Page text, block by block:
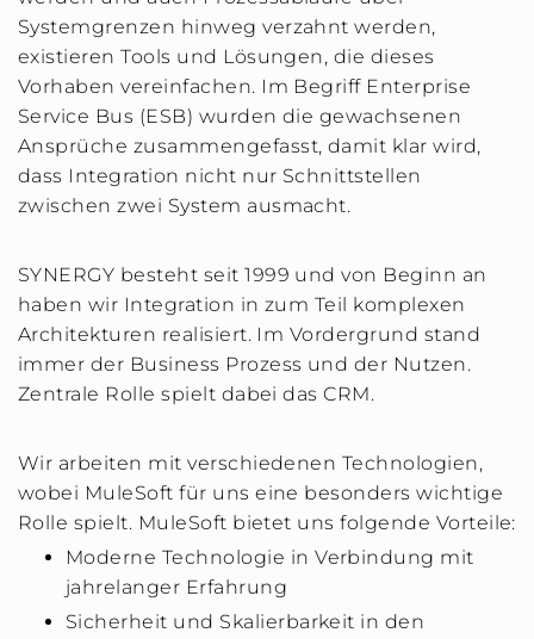
Systemgrenzen hinweg verzahnt werden,
existieren Tools und Lösungen, die dieses
Vorhaben vereinfachen. Im Begriff Enterprise
Service Bus (ESB) wurden die gewachsenen
Ansprüche zusammengefasst, damit klar wird,
dass Integration nicht nur Schnittstellen
zwischen zwei System ausmacht.
SYNERGY besteht seit 1999 und von Beginn an
haben wir Integration in zum Teil komplexen
Architekturen realisiert. Im Vordergrund stand
immer der Business Prozess und der Nutzen.
Zentrale Rolle spielt dabei das CRM.
Wir arbeiten mit verschiedenen Technologien,
wobei MuleSoft für uns eine besonders wichtige
Rolle spielt. MuleSoft bietet uns folgende Vorteile:
Moderne Technologie in Verbindung mit
jahrelanger Erfahrung
Sicherheit und Skalierbarkeit in den